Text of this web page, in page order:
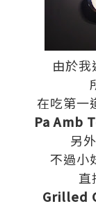
由於
在吃第一
Pa Amb
另
不過小
直
Grilled